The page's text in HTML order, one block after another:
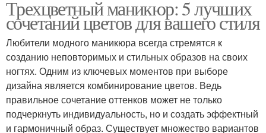
Трехцветный маникюр: 5 лучших
сочетаний цветов для вашего стиля
Любители модного маникюра всегда стремятся к
созданию неповторимых и стильных образов на своих
ногтях. Одним из ключевых моментов при выборе
дизайна является комбинирование цветов. Ведь
правильное сочетание оттенков может не только
подчеркнуть индивидуальность, но и создать эффектный
и гармоничный образ. Существует множество вариантов